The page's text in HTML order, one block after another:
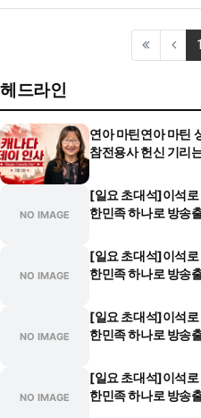
1
헤드라인
연아 마틴연아 마틴
참전용사 헌신 기리
NO IMAGE
[일요 초대석]이석
한민족 하나로 방송
NO IMAGE
[일요 초대석]이석
한민족 하나로 방송
NO IMAGE
[일요 초대석]이석
한민족 하나로 방송
NO IMAGE
[일요 초대석]이석
한민족 하나로 방송